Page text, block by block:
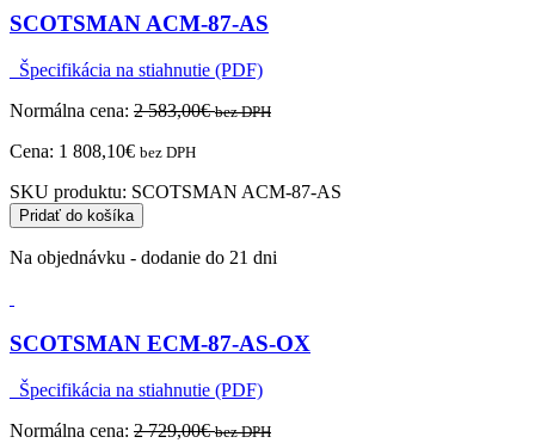
SCOTSMAN ACM-87-AS
Špecifikácia na stiahnutie (PDF)
Normálna cena: 2 583,00€ bez DPH
Cena: 1 808,10€ bez DPH
SKU produktu: SCOTSMAN ACM-87-AS
Pridať do košíka
Na objednávku - dodanie do 21 dni
SCOTSMAN ECM-87-AS-OX
Špecifikácia na stiahnutie (PDF)
Normálna cena: 2 729,00€ bez DPH